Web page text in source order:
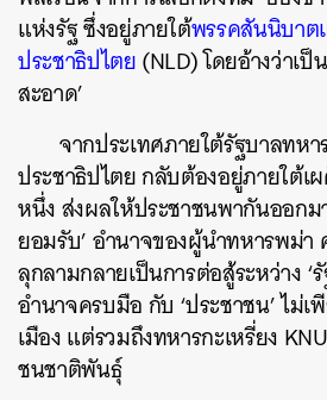
แห่งรัฐ ซึ่งอยู่ภายใต้พรรคสันนิบาต
ประชาธิปไตย(NLD)โดยอ้างว่าเป็
สะอาด’
จากประเทศภายใต้รัฐบาลทห
ประชาธิปไตย กลับต้องอยู่ภายใต้เ
หนึ่ง ส่งผลให้ประชาชนพากันออกม
ยอมรับ’ อำนาจของผู้นำทหารพม่า
ลุกลามกลายเป็นการต่อสู้ระหว่าง ‘
อำนาจครบมือ กับ ‘ประชาชน’ ไม่
เมือง แต่รวมถึงทหารกะเหรี่ยง
ชนชาติพันธุ์